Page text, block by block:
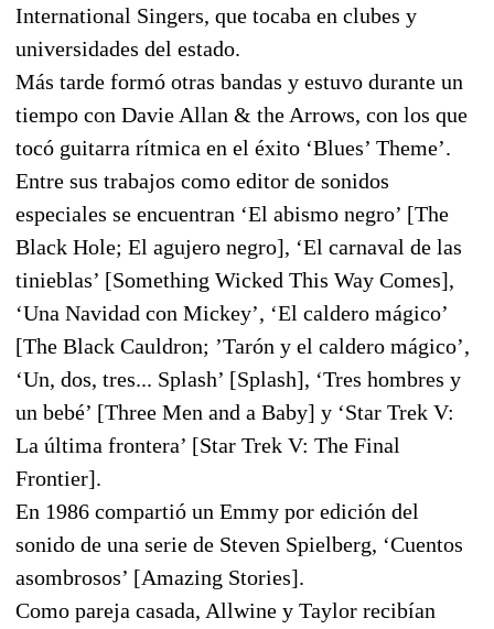
International Singers, que tocaba en clubes y
universidades del estado.
Más tarde formó otras bandas y estuvo durante un
tiempo con Davie Allan & the Arrows, con los que
tocó guitarra rítmica en el éxito ‘Blues’ Theme’.
Entre sus trabajos como editor de sonidos
especiales se encuentran ‘El abismo negro’ [The
Black Hole; El agujero negro], ‘El carnaval de las
tinieblas’ [Something Wicked This Way Comes],
‘Una Navidad con Mickey’, ‘El caldero mágico’
[The Black Cauldron; ’Tarón y el caldero mágico’,
‘Un, dos, tres... Splash’ [Splash], ‘Tres hombres y
un bebé’ [Three Men and a Baby] y ‘Star Trek V:
La última frontera’ [Star Trek V: The Final
Frontier].
En 1986 compartió un Emmy por edición del
sonido de una serie de Steven Spielberg, ‘Cuentos
asombrosos’ [Amazing Stories].
Como pareja casada, Allwine y Taylor recibían